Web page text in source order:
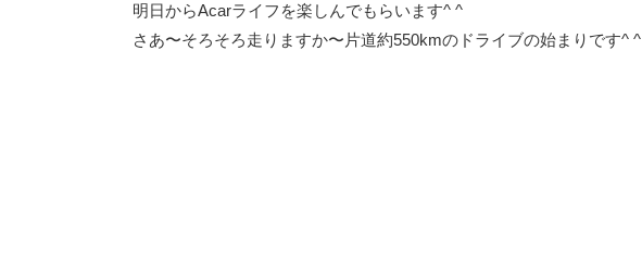
明日からAcarライフを楽しんでもらいます^ ^
さあ〜そろそろ走りますか〜片道約550kmのドライブの始まりです^ ^